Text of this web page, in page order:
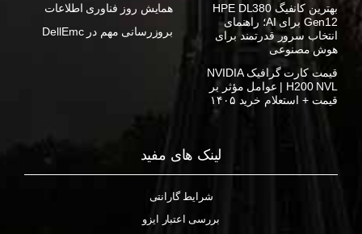
بهترین کانفیگ HPE DL380
Gen12 برای AI؛ راهنمای
انتخاب سرور قدرتمند برای
هوش مصنوعی
قیمت کارت گرافیک NVIDIA
H200 NVL | عوامل مؤثر بر
قیمت + استعلام خرید ۱۴۰۵
همایش روز فناوری اطلاعات
بروزرسانی مهم در DellEmc
لینک های مفید
شرایط گارانتی
بررسی اعتبار ایزو